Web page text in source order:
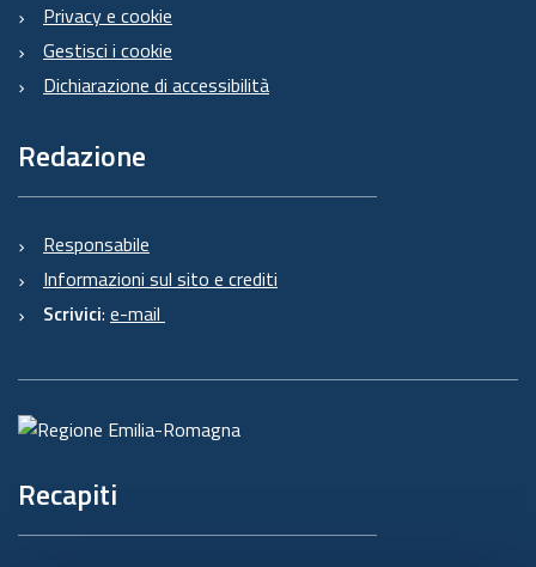
Privacy e cookie
Gestisci i cookie
Dichiarazione di accessibilità
Redazione
Responsabile
Informazioni sul sito e crediti
Scrivici: e-mail
Recapiti